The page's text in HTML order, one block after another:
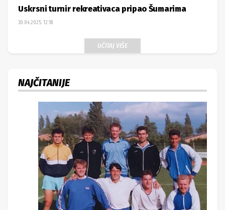
Uskrsni turnir rekreativaca pripao Šumarima
30.04.2025. 12:18
UČITAJ VIŠE
NAJČITANIJE